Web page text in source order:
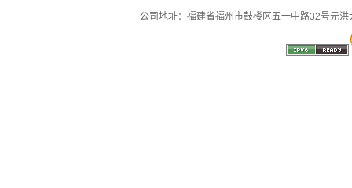
公司地址：福建省福州市鼓楼区五一中路32号元